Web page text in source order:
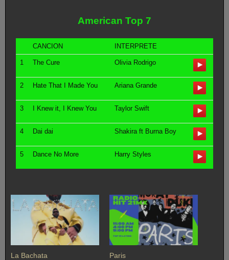
American Top 7
CANCION INTERPRETE
1 The Cure Olivia Rodrigo
2 Hate That I Made You Ariana Grande
3 I Knew it, I Knew You Taylor Swift
4 Dai dai Shakira ft Burna Boy
5 Dance No More Harry Styles
La Bachata Paris